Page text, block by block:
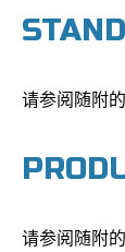
请参阅随附的
请参阅随附的